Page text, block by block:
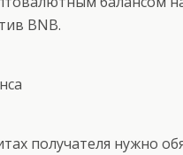
BNB.
получателя нужно